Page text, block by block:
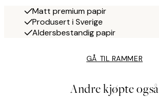
Matt premium papir
Produsert i Sverige
Aldersbestandig papir
GÅ TIL RAMMER
Andre kjøpte også